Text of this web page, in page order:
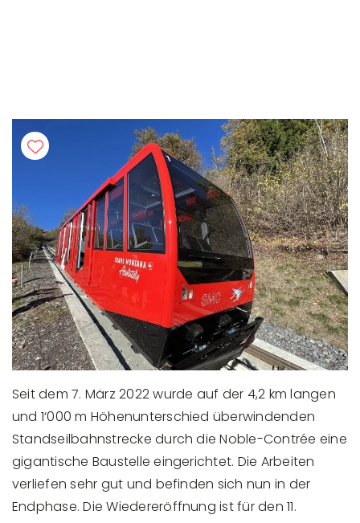
Seit dem 7. März 2022 wurde auf der 4,2 km langen
und 1‘000 m Höhenunterschied überwindenden
Standseilbahnstrecke durch die Noble-Contrée eine
gigantische Baustelle eingerichtet. Die Arbeiten
verliefen sehr gut und befinden sich nun in der
Endphase. Die Wiedereröffnung ist für den 11.